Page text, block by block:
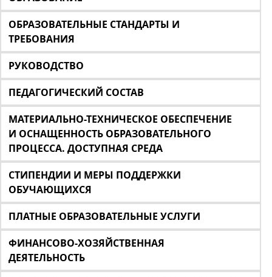
ОБРАЗОВАТЕЛЬНЫЕ СТАНДАРТЫ И
ТРЕБОВАНИЯ
РУКОВОДСТВО
ПЕДАГОГИЧЕСКИЙ СОСТАВ
МАТЕРИАЛЬНО-ТЕХНИЧЕСКОЕ ОБЕСПЕЧЕНИЕ
И ОСНАЩЕННОСТЬ ОБРАЗОВАТЕЛЬНОГО
ПРОЦЕССА. ДОСТУПНАЯ СРЕДА
СТИПЕНДИИ И МЕРЫ ПОДДЕРЖКИ
ОБУЧАЮЩИХСЯ
ПЛАТНЫЕ ОБРАЗОВАТЕЛЬНЫЕ УСЛУГИ
ФИНАНСОВО-ХОЗЯЙСТВЕННАЯ
ДЕЯТЕЛЬНОСТЬ